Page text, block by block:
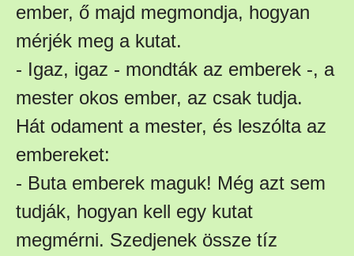
ember, ő majd megmondja, hogyan
mérjék meg a kutat.
- Igaz, igaz - mondták az emberek -, a
mester okos ember, az csak tudja.
Hát odament a mester, és leszólta az
embereket:
- Buta emberek maguk! Még azt sem
tudják, hogyan kell egy kutat
megmérni. Szedjenek össze tíz